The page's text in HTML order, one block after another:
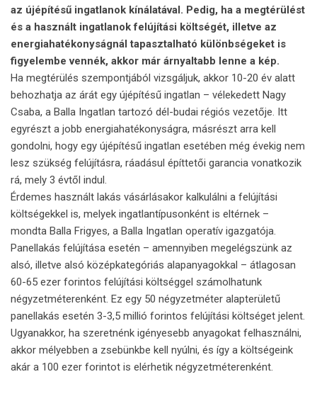
az újépítésű ingatlanok kínálatával. Pedig, ha a megtérülést
és a használt ingatlanok felújítási költségét, illetve az
energiahatékonyságnál tapasztalható különbségeket is
figyelembe vennék, akkor már árnyaltabb lenne a kép.
Ha megtérülés szempontjából vizsgáljuk, akkor 10-20 év alatt
behozhatja az árát egy újépítésű ingatlan – vélekedett Nagy
Csaba, a Balla Ingatlan tartozó dél-budai régiós vezetője. Itt
egyrészt a jobb energiahatékonyságra, másrészt arra kell
gondolni, hogy egy újépítésű ingatlan esetében még évekig nem
lesz szükség felújításra, ráadásul építtetői garancia vonatkozik
rá, mely 3 évtől indul.
Érdemes használt lakás vásárlásakor kalkulálni a felújítási
költségekkel is, melyek ingatlantípusonként is eltérnek –
mondta Balla Frigyes, a Balla Ingatlan operatív igazgatója.
Panellakás felújítása esetén – amennyiben megelégszünk az
alsó, illetve alsó középkategóriás alapanyagokkal – átlagosan
60-65 ezer forintos felújítási költséggel számolhatunk
négyzetméterenként. Ez egy 50 négyzetméter alapterületű
panellakás esetén 3-3,5 millió forintos felújítási költséget jelent.
Ugyanakkor, ha szeretnénk igényesebb anyagokat felhasználni,
akkor mélyebben a zsebünkbe kell nyúlni, és így a költségeink
akár a 100 ezer forintot is elérhetik négyzetméterenként.